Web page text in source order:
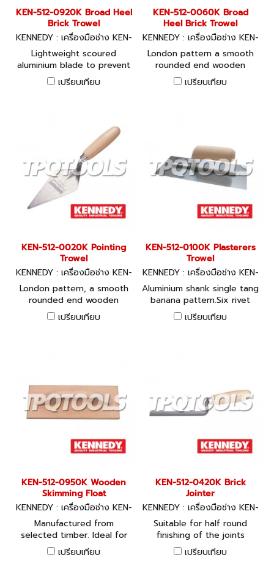
KEN-512-0920K Broad Heel
Brick Trowel
KENNEDY : เครื่องมือช่าง KEN-
512-0920K
Lightweight scoured
aluminium blade to prevent
plaster slip-off. Detachable
wooden handle with
เปรียบเทียบ
KEN-512-0060K Broad
Heel Brick Trowel
KENNEDY : เครื่องมือช่าง KEN-
512-0060K
London pattern a smooth
rounded end wooden
handle with integral tang
เปรียบเทียบ
KEN-512-0020K Pointing
Trowel
KENNEDY : เครื่องมือช่าง KEN-
512-0020K
London pattern, a smooth
rounded end wooden
handle with integral tang.
เปรียบเทียบ
KEN-512-0100K Plasterers
Trowel
KENNEDY : เครื่องมือช่าง KEN-
512-0100K
Aluminium shank single tang
banana pattern.Six rivet
construction cross ground
to prevent drag.For laying
เปรียบเทียบ
KEN-512-0950K Wooden
Skimming Float
KENNEDY : เครื่องมือช่าง KEN-
512-0950K
Manufactured from
selected timber. Ideal for
producing a sandy surface
finish when rendering
เปรียบเทียบ
KEN-512-0420K Brick
Jointer
KENNEDY : เครื่องมือช่าง KEN-
512-0420K
Suitable for half round
finishing of the joints
between bricks. London
pattern smooth wooden
เปรียบเทียบ